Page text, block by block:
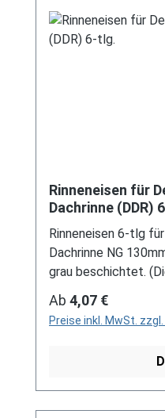
unser
an verkauf@mehag-
Rinneneisen für
Dachrinne (DDR)
Rinneneisen 6-tlg
Dachrinne NG
grau beschichtet.
bezeichnet die
Stückzahl!) Für
sich hierbei um
Regulärer Preis:
Ab 4,07 €
Preise inkl. MwSt.